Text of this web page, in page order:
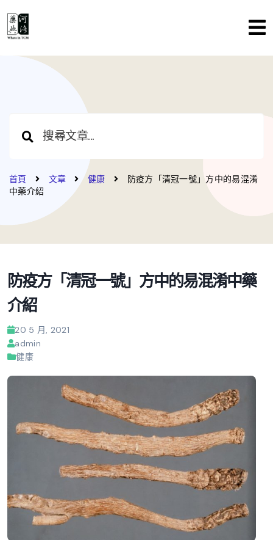
首頁 文章 健康
防疫方「清冠一號」方中的易混淆
中藥介紹
防疫方「清冠一號」方中的易混淆中藥
介紹
20 5 月, 2021
admin
健康